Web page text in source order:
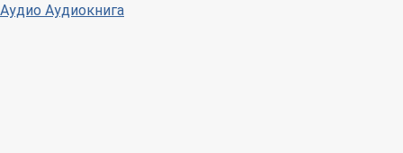
Аудио Аудиокнига